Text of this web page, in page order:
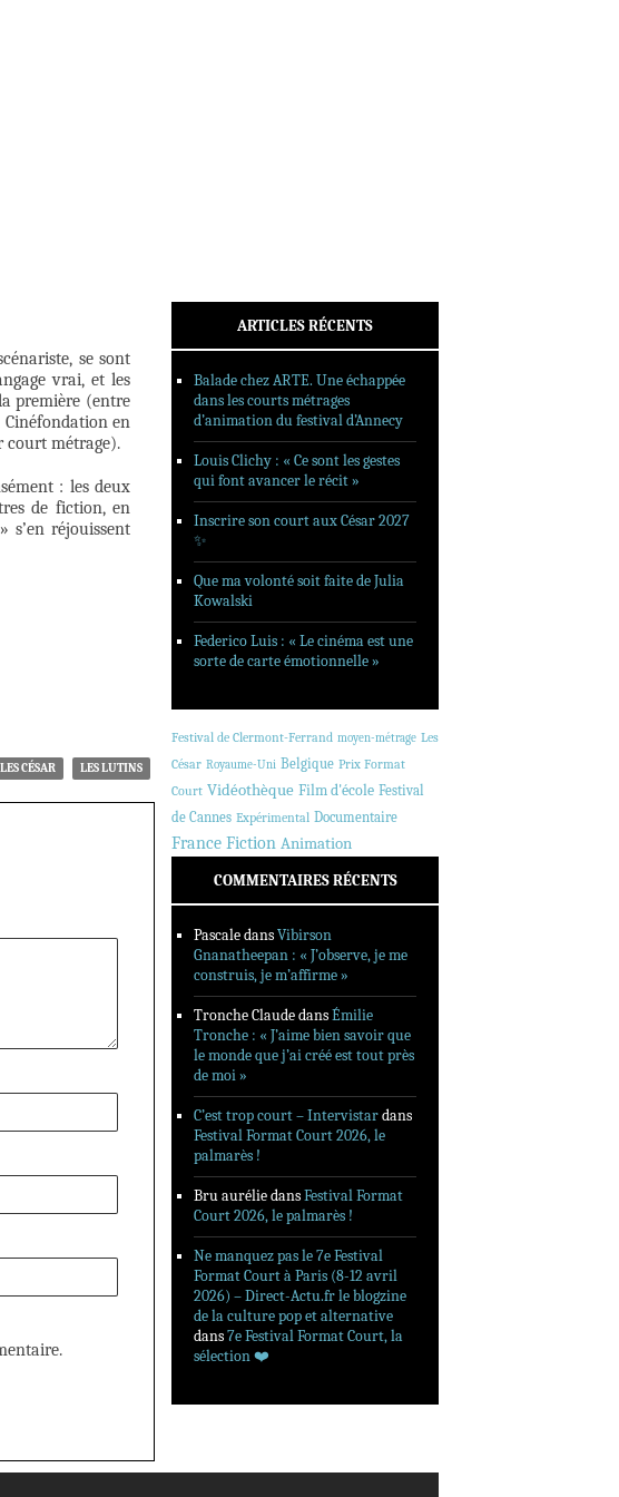
se sont
vrai, et les
première (entre
en
court métrage).
: les deux
de fiction, en
réjouissent
LES CÉSAR LES LUTINS
ARTICLES RÉCENTS
Balade chez ARTE. Une échappée
dans les courts métrages
d’animation du festival d’Annecy
Louis Clichy : « Ce sont les gestes
qui font avancer le récit »
Inscrire son court aux César 2027
✨
Que ma volonté soit faite de Julia
Kowalski
Federico Luis : « Le cinéma est une
sorte de carte émotionnelle »
Festival de Clermont-Ferrand moyen-métrage Les
César Royaume-Uni Belgique Prix Format
Court Vidéothèque Film d'école Festival
de Cannes Expérimental Documentaire
France Fiction Animation
COMMENTAIRES RÉCENTS
PascaledansVibirson
Gnanatheepan : « J’observe, je me
construis, je m’affirme »
Tronche ClaudedansÉmilie
Tronche : « J’aime bien savoir que
le monde que j’ai créé est tout près
de moi »
C’est trop court – Intervistardans
Festival Format Court 2026, le
palmarès !
Bru auréliedansFestival Format
Court 2026, le palmarès !
Ne manquez pas le 7e Festival
Format Court à Paris (8-12 avril
2026) – Direct-Actu.fr le blogzine
de la culture pop et alternative
dans7e Festival Format Court, la
sélection ❤️‍